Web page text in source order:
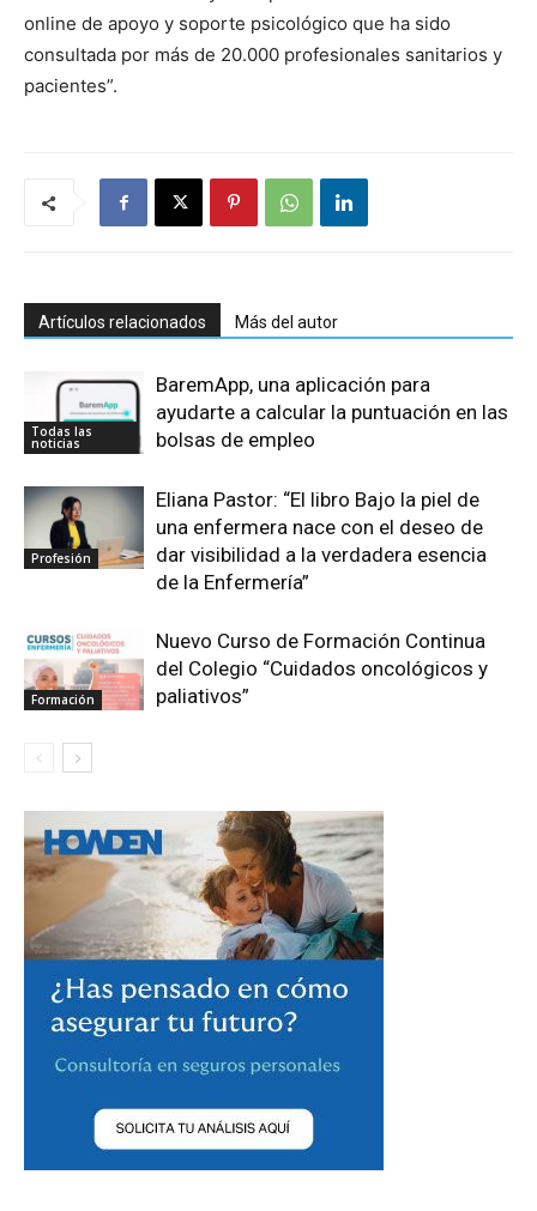
online de apoyo y soporte psicológico que ha sido
consultada por más de 20.000 profesionales sanitarios y
pacientes”.
Artículos relacionados Más del autor
Todas las
noticias
BaremApp, una aplicación para
ayudarte a calcular la puntuación en las
bolsas de empleo
Profesión
Eliana Pastor: “El libro Bajo la piel de
una enfermera nace con el deseo de
dar visibilidad a la verdadera esencia
de la Enfermería”
Formación
Nuevo Curso de Formación Continua
del Colegio “Cuidados oncológicos y
paliativos”